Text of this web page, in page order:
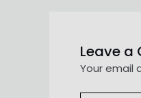
Leave a
Your email